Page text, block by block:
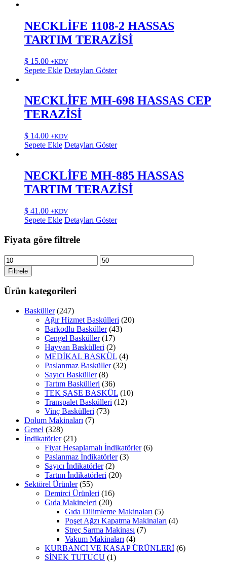
NECKLİFE 1108-2 HASSAS
TARTIM TERAZİSİ
$ 15.00 +KDV
Sepete Ekle Detayları Göster
NECKLİFE MH-698 HASSAS CEP
TERAZİSİ
$ 14.00 +KDV
Sepete Ekle Detayları Göster
NECKLİFE MH-885 HASSAS
TARTIM TERAZİSİ
$ 41.00 +KDV
Sepete Ekle Detayları Göster
Fiyata göre filtrele
En
düşük
fiyat
En
yüksek
Filtrele
Ürün kategorileri
Basküller (247)
Ağır Hizmet Baskülleri (20)
Barkodlu Basküller (43)
Çengel Basküller (17)
Hayvan Baskülleri (2)
MEDİKAL BASKÜL (4)
Paslanmaz Basküller (32)
Sayıcı Basküller (8)
Tartım Baskülleri (36)
TEK ŞASE BASKÜL (10)
Transpalet Baskülleri (12)
Vinç Baskülleri (73)
Dolum Makinaları (7)
Genel (328)
İndikatörler (21)
Fiyat Hesaplamalı İndikatörler (6)
Paslanmaz İndikatörler (3)
Sayıcı İndikatörler (2)
Tartım İndikatörleri (20)
Sektörel Ürünler (55)
Demirci Ürünleri (16)
Gıda Makineleri (20)
Gıda Dilimleme Makinaları (5)
Poşet Ağzı Kapatma Makinaları (4)
Streç Sarma Makinası (7)
Vakum Makinaları (4)
KURBANCI VE KASAP ÜRÜNLERİ (6)
SİNEK TUTUCU (1)